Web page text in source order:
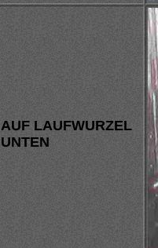
AUF LAUFWURZEL
UNTEN